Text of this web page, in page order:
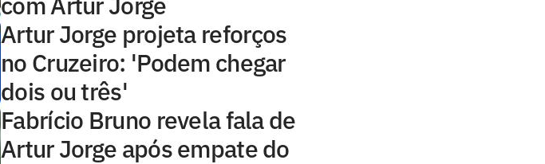
Artur Jorge projeta reforços
no Cruzeiro: 'Podem chegar
dois ou três'
Fabrício Bruno revela fala de
Artur Jorge após empate do